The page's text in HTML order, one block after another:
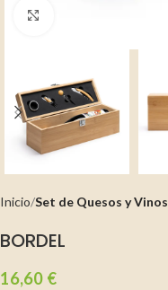
Inicio Set de Quesos y Vinos
BORDEL
16,60 €